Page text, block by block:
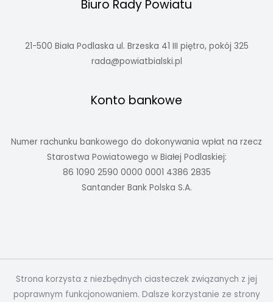
Biuro Rady Powiatu
21-500 Biała Podlaska ul. Brzeska 41 III piętro, pokój 325
rada@powiatbialski.pl
Konto bankowe
Numer rachunku bankowego do dokonywania wpłat na rzecz
Starostwa Powiatowego w Białej Podlaskiej:
86 1090 2590 0000 0001 4386 2835
Santander Bank Polska S.A.
Strona korzysta z niezbędnych ciasteczek związanych z jej
poprawnym funkcjonowaniem. Dalsze korzystanie ze strony